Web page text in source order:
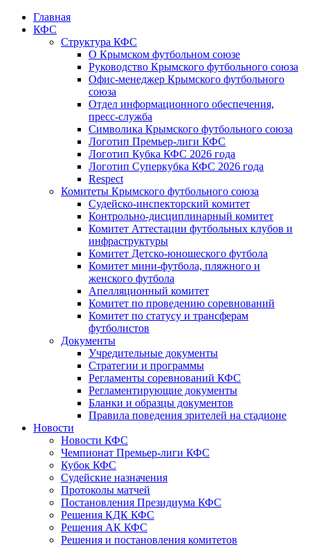
Главная
КФС
Структура КФС
О Крымском футбольном союзе
Руководство Крымского футбольного союза
Офис-менеджер Крымского футбольного
союза
Отдел информационного обеспечения,
пресс-служба
Символика Крымского футбольного союза
Логотип Премьер-лиги КФС
Логотип Кубка КФС 2026 года
Логотип Суперкубка КФС 2026 года
Respect
Комитеты Крымского футбольного союза
Судейско-инспекторский комитет
Контрольно-дисциплинарный комитет
Комитет Аттестации футбольных клубов и
инфраструктуры
Комитет Детско-юношеского футбола
Комитет мини-футбола, пляжного и
женского футбола
Апелляционный комитет
Комитет по проведению соревнований
Комитет по статусу и трансферам
футболистов
Документы
Учредительные документы
Стратегии и программы
Регламенты соревнований КФС
Регламентирующие документы
Бланки и образцы документов
Правила поведения зрителей на стадионе
Новости
Новости КФС
Чемпионат Премьер-лиги КФС
Кубок КФС
Судейские назначения
Протоколы матчей
Постановления Президиума КФС
Решения КДК КФС
Решения АК КФС
Решения и постановления комитетов